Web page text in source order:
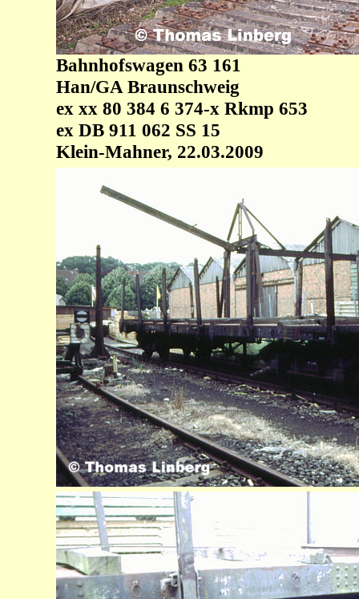
Bahnhofswagen 63 161
Han/GA Braunschweig
ex xx 80 384 6 374-x Rkmp 653
ex DB 911 062 SS 15
Klein-Mahner, 22.03.2009